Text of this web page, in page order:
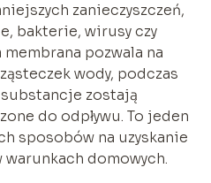
zanieczyszczeń,
bakterie, wirusy czy
pozwala na
wody, podczas
zostają
do odpływu. To jeden
sposobów na uzyskanie
domowych.